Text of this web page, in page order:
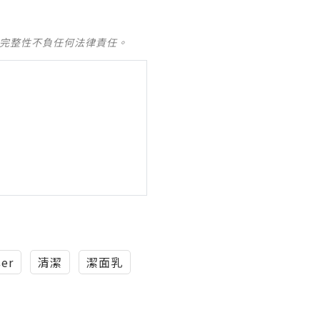
整性不負任何法律責任。
清潔
潔面乳